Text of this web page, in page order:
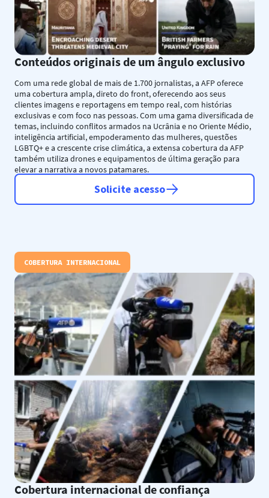
Conteúdos originais de um ângulo exclusivo
Com uma rede global de mais de 1.700 jornalistas, a AFP oferece
uma cobertura ampla, direto do front, oferecendo aos seus
clientes imagens e reportagens em tempo real, com histórias
exclusivas e com foco nas pessoas. Com uma gama diversificada de
temas, incluindo conflitos armados na Ucrânia e no Oriente Médio,
inteligência artificial, empoderamento das mulheres, questões
LGBTQ+ e a crescente crise climática, a extensa cobertura da AFP
também utiliza drones e equipamentos de última geração para
elevar a narrativa a novos patamares.
Solicite acesso
COBERTURA INTERNACIONAL
Cobertura internacional de confiança